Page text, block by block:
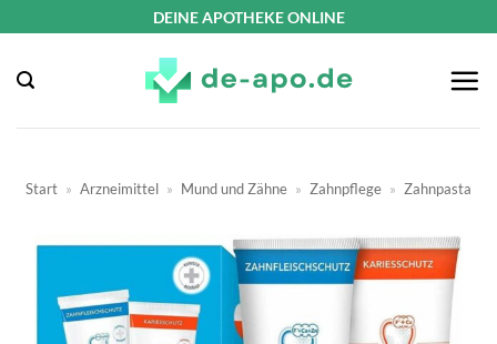
springen
DEINE APOTHEKE ONLINE
Start » Arzneimittel » Mund und Zähne » Zahnpflege » Zahnpasta